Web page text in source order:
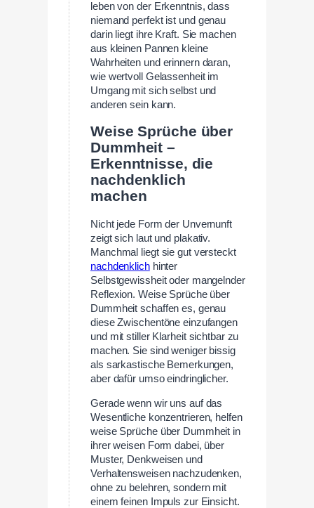
leben von der Erkenntnis, dass
niemand perfekt ist und genau
darin liegt ihre Kraft. Sie machen
aus kleinen Pannen kleine
Wahrheiten und erinnern daran,
wie wertvoll Gelassenheit im
Umgang mit sich selbst und
anderen sein kann.
Weise Sprüche über
Dummheit –
Erkenntnisse, die
nachdenklich
machen
Nicht jede Form der Unvernunft
zeigt sich laut und plakativ.
Manchmal liegt sie gut versteckt
nachdenklichhinter
Selbstgewissheit oder mangelnder
Reflexion. Weise Sprüche über
Dummheit schaffen es, genau
diese Zwischentöne einzufangen
und mit stiller Klarheit sichtbar zu
machen. Sie sind weniger bissig
als sarkastische Bemerkungen,
aber dafür umso eindringlicher.
Gerade wenn wir uns auf das
Wesentliche konzentrieren, helfen
weise Sprüche über Dummheit in
ihrer weisen Form dabei, über
Muster, Denkweisen und
Verhaltensweisen nachzudenken,
ohne zu belehren, sondern mit
einem feinen Impuls zur Einsicht.